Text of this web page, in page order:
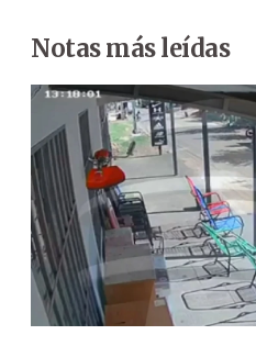
Notas más leídas